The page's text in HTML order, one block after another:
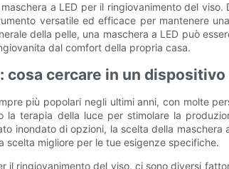
a LED per il ringiovanimento del
versatile ed efficace per mantenere
della pelle, una maschera a LED può
dal comfort della propria casa.
cosa cercare in un
più popolari negli ultimi anni, con molte
la terapia della luce per stimolare la
inondato di opzioni, la scelta della
scelta migliore per le tue esigenze specifiche.
il ringiovanimento del viso, ci sono diversi